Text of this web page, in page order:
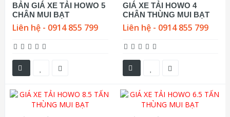
BẢN GIÁ XE TẢI HOWO 5
CHÂN MUI BẠT
Liên hệ - 0914 855 799
GIÁ XE TẢI HOWO 4
CHÂN THÙNG MUI BẠT
Liên hệ - 0914 855 799